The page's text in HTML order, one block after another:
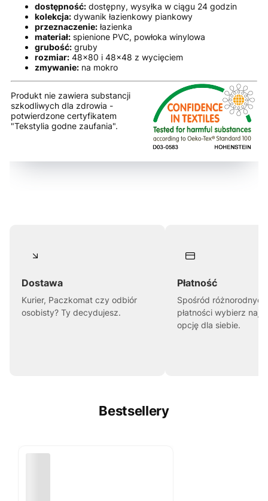
dostępność: dostępny, wysyłka w ciągu 24 godzin
kolekcja: dywanik łazienkowy piankowy
przeznaczenie: łazienka
materiał: spienione PVC, powłoka winylowa
grubość: gruby
rozmiar: 48x80 i 48x48 z wycięciem
zmywanie: na mokro
Produkt nie zawiera substancji
szkodliwych dla zdrowia -
potwierdzone certyfikatem
"Tekstylia godne zaufania".
Dostawa
Kurier, Paczkomat czy odbiór
osobisty? Ty decydujesz.
Płatność
Spośród
płatności wybierz
opcję dla siebie.
Bestsellery